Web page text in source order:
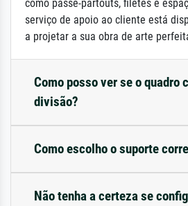
como passe-partouts, filetes e
serviço de apoio ao cliente está
a projetar a sua obra de arte
Como posso ver se o quadro
divisão?
Como escolho o suporte
Não tenha a certeza se